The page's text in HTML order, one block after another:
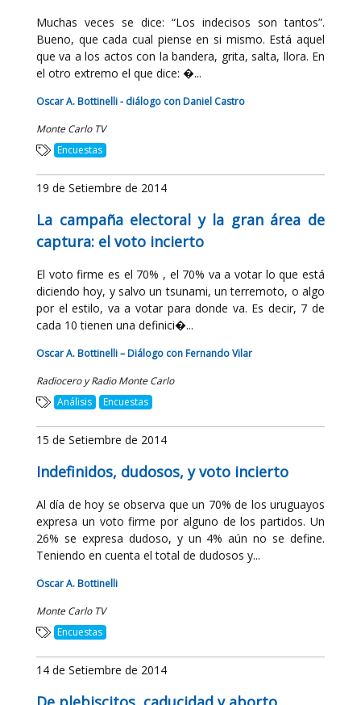
Muchas veces se dice: “Los indecisos son tantos”.
Bueno, que cada cual piense en si mismo. Está aquel
que va a los actos con la bandera, grita, salta, llora. En
el otro extremo el que dice: �...
Oscar A. Bottinelli - diálogo con Daniel Castro
Monte Carlo TV
Encuestas
19 de Setiembre de 2014
La campaña electoral y la gran área de
captura: el voto incierto
El voto firme es el 70% , el 70% va a votar lo que está
diciendo hoy, y salvo un tsunami, un terremoto, o algo
por el estilo, va a votar para donde va. Es decir, 7 de
cada 10 tienen una definici�...
Oscar A. Bottinelli – Diálogo con Fernando Vilar
Radiocero y Radio Monte Carlo
Análisis
Encuestas
15 de Setiembre de 2014
Indefinidos, dudosos, y voto incierto
Al día de hoy se observa que un 70% de los uruguayos
expresa un voto firme por alguno de los partidos. Un
26% se expresa dudoso, y un 4% aún no se define.
Teniendo en cuenta el total de dudosos y...
Oscar A. Bottinelli
Monte Carlo TV
Encuestas
14 de Setiembre de 2014